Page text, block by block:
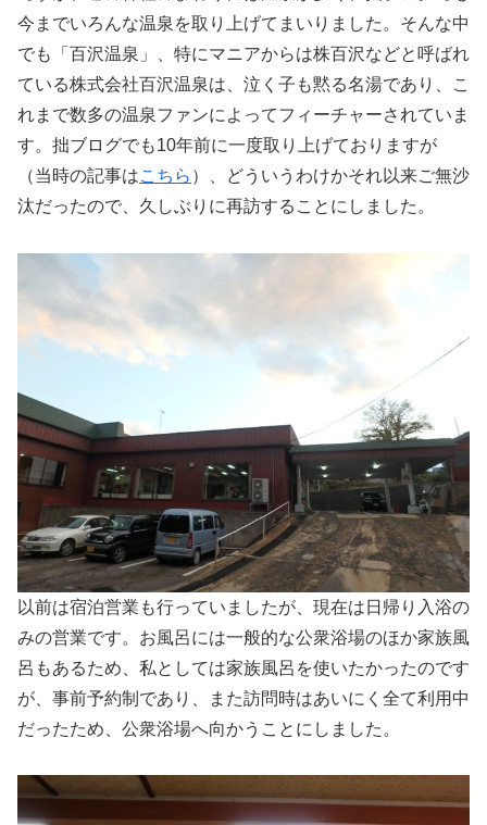
今までいろんな温泉を取り上げてまいりました。そんな中
でも「百沢温泉」、特にマニアからは株百沢などと呼ばれ
ている株式会社百沢温泉は、泣く子も黙る名湯であり、こ
れまで数多の温泉ファンによってフィーチャーされていま
す。拙ブログでも10年前に一度取り上げておりますが
（当時の記事はこちら ）、どういうわけかそれ以来ご無沙
汰だったので、久しぶりに再訪することにしました。
以前は宿泊営業も行っていましたが、現在は日帰り入浴の
みの営業です。お風呂には一般的な公衆浴場のほか家族風
呂もあるため、私としては家族風呂を使いたかったのです
が、事前予約制であり、また訪問時はあいにく全て利用中
だったため、公衆浴場へ向かうことにしました。